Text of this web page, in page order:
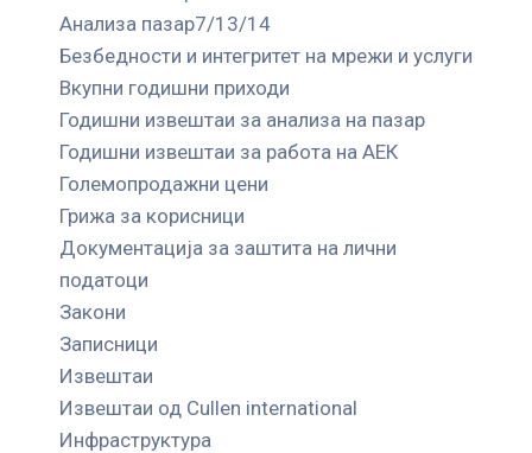
Анализа пазар7/13/14
Безбедности и интегритет на мрежи и услуги
Вкупни годишни приходи
Годишни извештаи за анализа на пазар
Годишни извештаи за работа на АЕК
Големопродажни цени
Грижа за корисници
Документација за заштита на лични
податоци
Закони
Записници
Извештаи
Извештаи од Cullen international
Инфраструктура